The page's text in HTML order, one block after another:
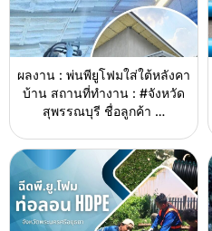
ผลงาน : พ่นพียูโฟมใส่ใต้หลังคา
บ้าน สถานที่ทำงาน : #จังหวัด
สุพรรณบุรี ชื่อลูกค้า …